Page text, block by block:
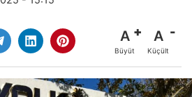
A
Büyüt
A
Küçült